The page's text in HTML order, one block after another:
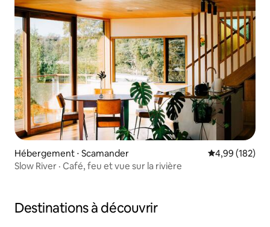
Hébergement ⋅ Scamander Évaluation
4,99 (182)
Slow River · Café, feu et vue sur la rivière
Destinations à découvrir